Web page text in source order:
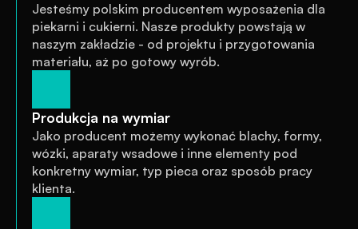
Jesteśmy polskim producentem wyposażenia dla
piekarni i cukierni. Nasze produkty powstają w
naszym zakładzie - od projektu i przygotowania
materiału, aż po gotowy wyrób.
Produkcja na wymiar
Jako producent możemy wykonać blachy, formy,
wózki, aparaty wsadowe i inne elementy pod
konkretny wymiar, typ pieca oraz sposób pracy
klienta.